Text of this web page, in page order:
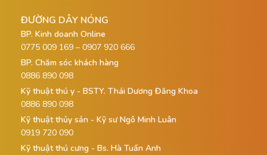
ĐƯỜNG DÂY NÓNG
BP. Kinh doanh Online
0775 009 169 – 0907 920 666
BP. Chăm sóc khách hàng
0886 890 098
Kỹ thuật thú y - BSTY. Thái Dương Đăng Khoa
0886 890 098
Kỹ thuật thủy sản - Kỹ sư Ngô Minh Luân
0919 720 090
Kỹ thuật thú cưng - Bs. Hà Tuấn Anh